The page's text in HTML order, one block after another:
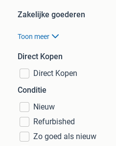
Zakelijke goederen
Toon meer
Direct Kopen
Direct Kopen
Conditie
Nieuw
Refurbished
Zo goed als nieuw